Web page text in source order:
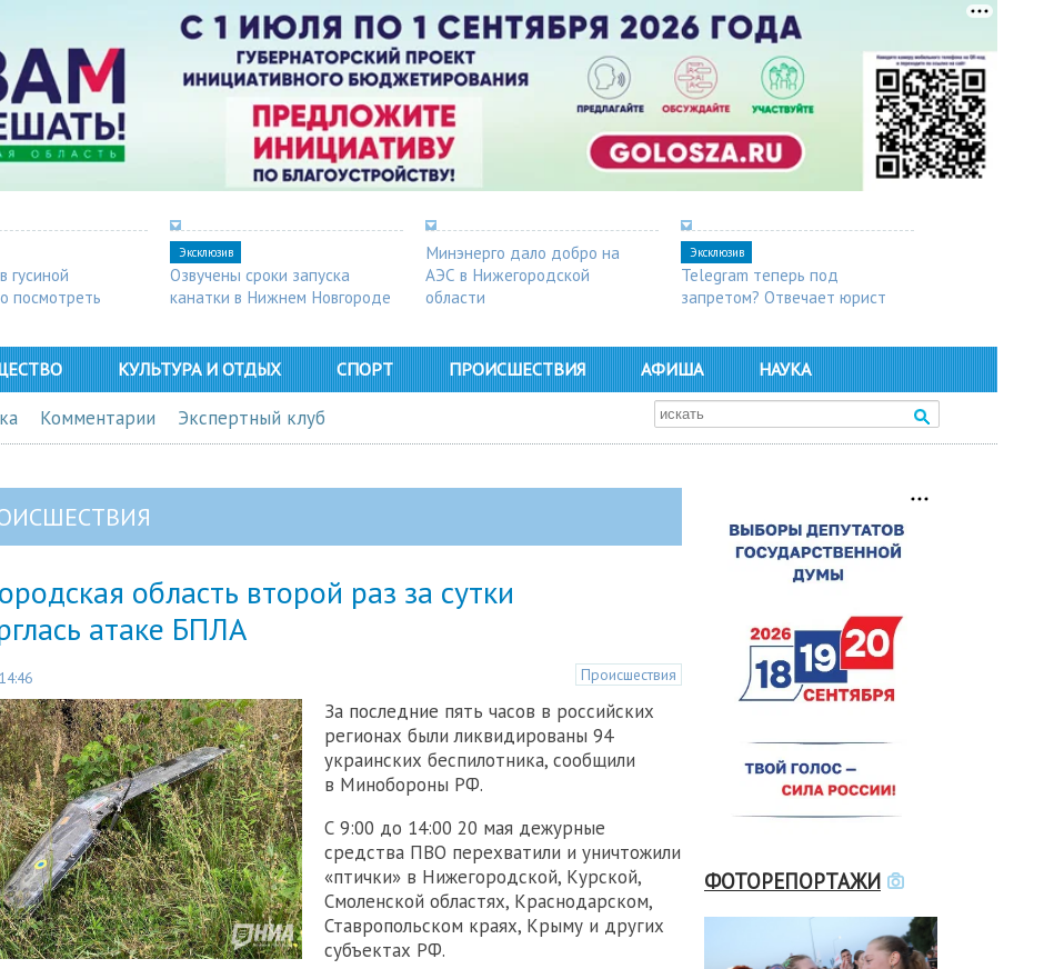
гусиной
посмотреть
Эксклюзив
Озвучены сроки запуска
канатки в Нижнем Новгороде
Минэнерго дало добро на
АЭС в Нижегородской
области
Эксклюзив
Telegram теперь под
запретом? Отвечает юрист
КУЛЬТУРА И ОТДЫХ СПОРТ ПРОИСШЕСТВИЯ АФИША НАУКА
Комментарии Экспертный клуб
область второй раз за сутки
атаке БПЛА
Происшествия
За последние пять часов в российских
регионах были ликвидированы 94
украинских беспилотника, сообщили
в Минобороны РФ.
С 9:00 до 14:00 20 мая дежурные
средства ПВО перехватили и уничтожили
«птички» в Нижегородской, Курской,
Смоленской областях, Краснодарском,
Ставропольском краях, Крыму и других
субъектах РФ.
ФОТОРЕПОРТАЖИ